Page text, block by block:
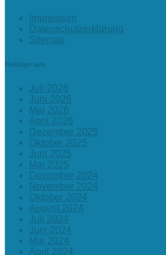
Impressum
Datenschutzerklärung
Sitemap
Beiträge aus
Juli 2026
Juni 2026
Mai 2026
April 2026
Dezember 2025
Oktober 2025
Juni 2025
Mai 2025
Dezember 2024
November 2024
Oktober 2024
August 2024
Juli 2024
Juni 2024
Mai 2024
April 2024